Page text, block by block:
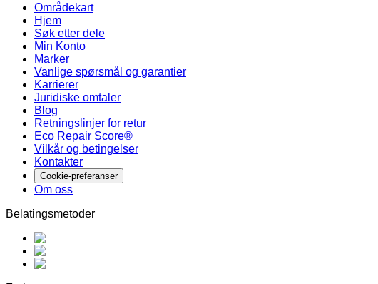
Områdekart
Hjem
Søk etter dele
Min Konto
Marker
Vanlige spørsmål og garantier
Karrierer
Juridiske omtaler
Blog
Retningslinjer for retur
Eco Repair Score®
Vilkår og betingelser
Kontakter
Cookie-preferanser
Om oss
Belatingsmetoder